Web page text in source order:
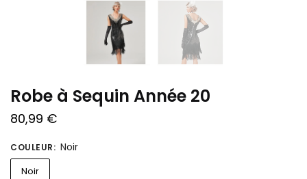
Robe à Sequin Année 20
80,99 €
COULEUR: Noir
Noir